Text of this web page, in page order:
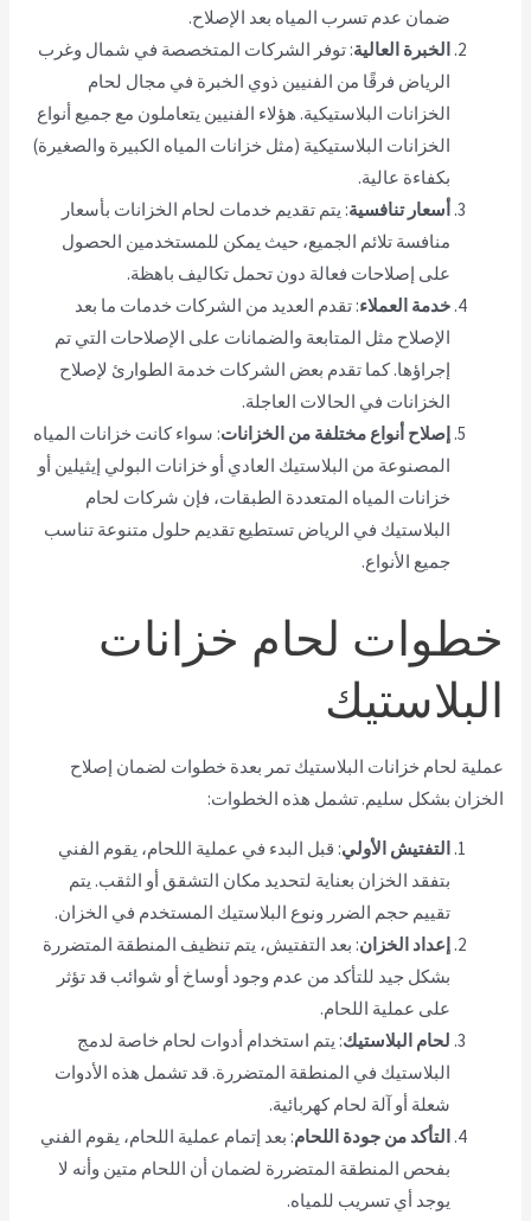
ضمان عدم تسرب المياه بعد الإصلاح.
الخبرة العالية: توفر الشركات المتخصصة في شمال وغرب
الرياض فرقًا من الفنيين ذوي الخبرة في مجال لحام
الخزانات البلاستيكية. هؤلاء الفنيين يتعاملون مع جميع أنواع
الخزانات البلاستيكية (مثل خزانات المياه الكبيرة والصغيرة)
بكفاءة عالية.
أسعار تنافسية: يتم تقديم خدمات لحام الخزانات بأسعار
منافسة تلائم الجميع، حيث يمكن للمستخدمين الحصول
على إصلاحات فعالة دون تحمل تكاليف باهظة.
خدمة العملاء: تقدم العديد من الشركات خدمات ما بعد
الإصلاح مثل المتابعة والضمانات على الإصلاحات التي تم
إجراؤها. كما تقدم بعض الشركات خدمة الطوارئ لإصلاح
الخزانات في الحالات العاجلة.
إصلاح أنواع مختلفة من الخزانات: سواء كانت خزانات المياه
المصنوعة من البلاستيك العادي أو خزانات البولي إيثيلين أو
خزانات المياه المتعددة الطبقات، فإن شركات لحام
البلاستيك في الرياض تستطيع تقديم حلول متنوعة تناسب
جميع الأنواع.
خطوات لحام خزانات
البلاستيك
عملية لحام خزانات البلاستيك تمر بعدة خطوات لضمان إصلاح
الخزان بشكل سليم. تشمل هذه الخطوات:
التفتيش الأولي: قبل البدء في عملية اللحام، يقوم الفني
بتفقد الخزان بعناية لتحديد مكان التشقق أو الثقب. يتم
تقييم حجم الضرر ونوع البلاستيك المستخدم في الخزان.
إعداد الخزان: بعد التفتيش، يتم تنظيف المنطقة المتضررة
بشكل جيد للتأكد من عدم وجود أوساخ أو شوائب قد تؤثر
على عملية اللحام.
لحام البلاستيك: يتم استخدام أدوات لحام خاصة لدمج
البلاستيك في المنطقة المتضررة. قد تشمل هذه الأدوات
شعلة أو آلة لحام كهربائية.
التأكد من جودة اللحام: بعد إتمام عملية اللحام، يقوم الفني
بفحص المنطقة المتضررة لضمان أن اللحام متين وأنه لا
يوجد أي تسريب للمياه.